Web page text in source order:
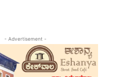
- Advertisement -